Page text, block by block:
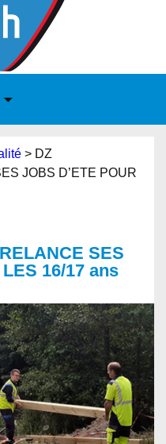
> DZ
JOBS D’ETE POUR
SES
16/17 ans